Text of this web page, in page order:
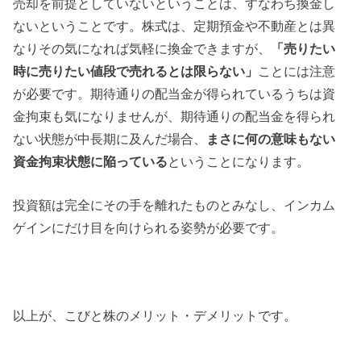
売却を前提としていないということは、すなわち換金し
ないということです。株式は、定期預金や不動産とは異
なりその気になれば気軽に換金できますが、
「売りたい
時に売りたい値段で売れるとは限らない」 ことには注意
が必要です。期待通りの配当金が得られているうちは資
金拘束も気になりませんが、期待通りの配当金を得られ
ない状態が中長期に及んだ場合、
まさに何の意味もない
資金拘束状態に陥っているということになります。
投資額は完全にその手を離れたものとみなし、インカム
ゲインにだけ目を向けられる姿勢が必要です。
以上が、こびと株のメリット・デメリットです。